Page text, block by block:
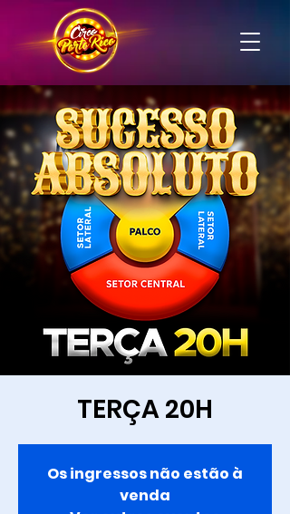
TERÇA 20H
Os ingressos não estão à
venda